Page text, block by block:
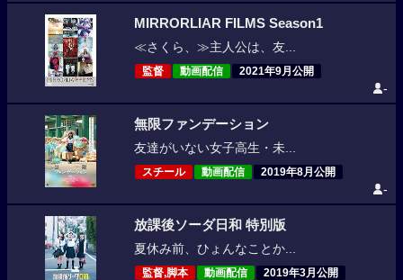
MIRRORLIAR FILMS Season1
≪さくら、≫主人公は、友...
監督 動画配信 2021年9月公開
-
無限ファンデーション
友達がいない女子高生・未...
スチール 動画配信 2019年8月公開
-
放課後ソーダ日和 特別版
夏休み前、ひょんなことか...
監督,脚本 動画配信 2019年3月公開